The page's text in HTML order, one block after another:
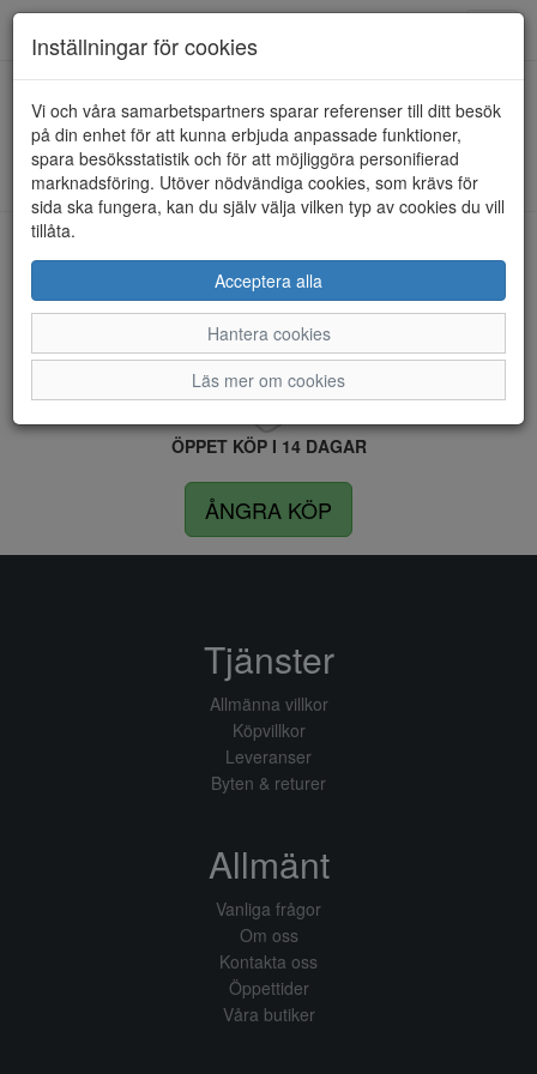
HEM DUFFY
Kunde inte hitta några artiklar...
LEVERANS INOM 4 DAGAR INOM SVERIGE
FRI FRAKT VID KÖP ÖVER 1.500 KR
ÖPPET KÖP I 14 DAGAR
ÅNGRA KÖP
Inställningar för cookies
Vi och våra samarbetspartners sparar referenser till ditt besök
på din enhet för att kunna erbjuda anpassade funktioner,
spara besöksstatistik och för att möjliggöra personifierad
marknadsföring. Utöver nödvändiga cookies, som krävs för
sida ska fungera, kan du själv välja vilken typ av cookies du vill
tillåta.
Acceptera alla
Hantera cookies
Läs mer om cookies
Tjänster
Allmänna villkor
Köpvillkor
Leveranser
Byten & returer
Allmänt
Vanliga frågor
Om oss
Kontakta oss
Öppettider
Våra butiker